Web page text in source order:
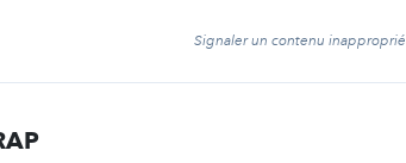
Signaler un contenu inapproprié